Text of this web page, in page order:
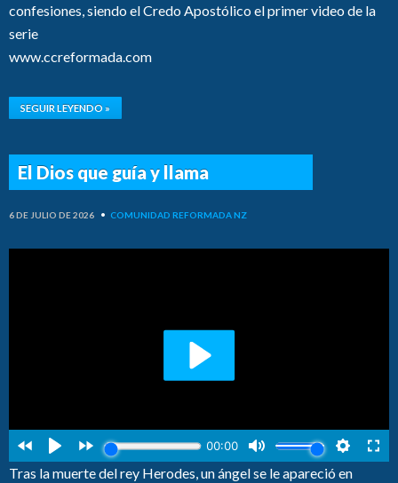
confesiones, siendo el Credo Apostólico el primer video de la
serie
www.ccreformada.com
SEGUIR LEYENDO »
El Dios que guía y llama
6 DE JULIO DE 2026 • COMUNIDAD REFORMADA NZ
Tras la muerte del rey Herodes, un ángel se le apareció en